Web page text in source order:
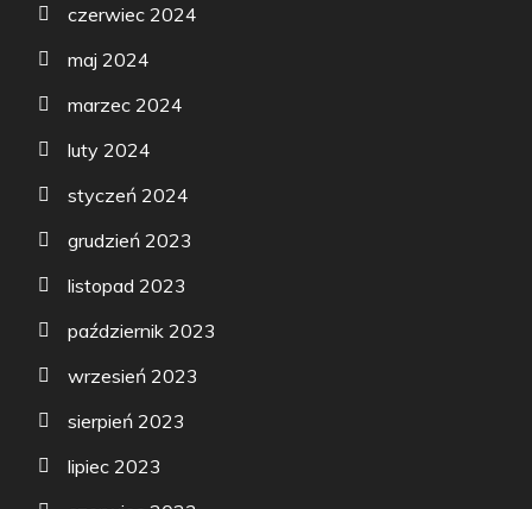
czerwiec 2024
maj 2024
marzec 2024
luty 2024
styczeń 2024
grudzień 2023
listopad 2023
październik 2023
wrzesień 2023
sierpień 2023
lipiec 2023